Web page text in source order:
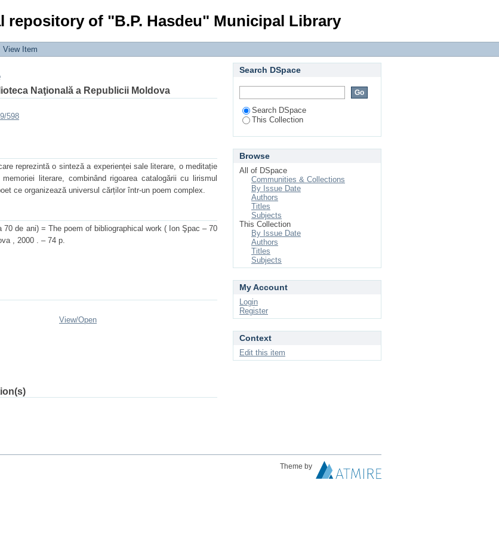
repository of "B.P. Hasdeu" Municipal Library
View Item
Naţională a Republicii Moldova
598
reprezintă o sinteză a experienței sale literare, o meditație
literare, combinând rigoarea catalogării cu lirismul
ce organizează universul cărților într-un poem complex.
de ani) = The poem of bibliographical work ( Ion Şpac – 70
, 2000 . – 74 p.
View/Open
Search DSpace
Search DSpace
This Collection
Browse
All of DSpace
Communities & Collections
By Issue Date
Authors
Titles
Subjects
This Collection
By Issue Date
Authors
Titles
Subjects
My Account
Login
Register
Context
Edit this item
Theme by